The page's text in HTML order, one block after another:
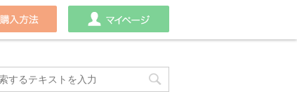
ご購入方法 マイページ